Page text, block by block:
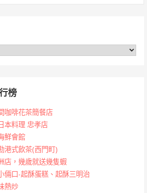
榜
咖啡花茶簡餐店
本料理 忠孝店
鮮會館
港式飲茶(西門町)
店，幾歲就送幾隻蝦
倆口-起酥蛋糕、起酥三明治
熱炒